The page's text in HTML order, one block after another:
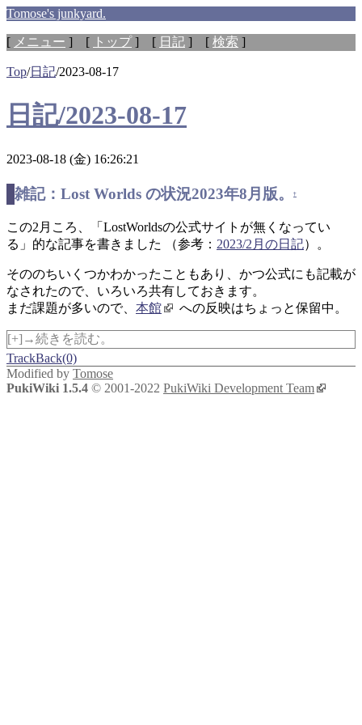
Tomose's junkyard.
[ メニュー ] [ トップ] [ 日記 ] [ 検索 ]
Top/日記/2023-08-17
日記/2023-08-17
2023-08-18 (金) 16:26:21
雑記：Lost Worlds の状況2023年8月版。 †
この2月ころ、「LostWorldsの公式サイトが無くなってい
る」的な記事を書きました （参考： 2023/2月の日記）。
そののちいくつかわかったこともあり、かつ公式にも記載が
なされたので、いろいろ共有しておきます。
まだ課題が多いので、 本館 への反映はちょっと保留中。
[+]→続きを読む。
TrackBack(0)
Modified by Tomose
PukiWiki 1.5.4 © 2001-2022 PukiWiki Development Team